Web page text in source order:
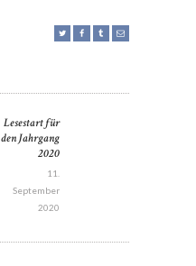
Next
Lesestart für
den Jahrgang
2020
11.
September
2020